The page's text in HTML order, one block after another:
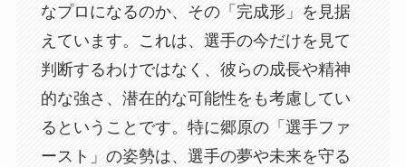
なプロになるのか、その「完成形」を見据
えています。これは、選手の今だけを見て
判断するわけではなく、彼らの成長や精神
的な強さ、潜在的な可能性をも考慮してい
るということです。特に郷原の「選手ファ
ースト」の姿勢は、選手の夢や未来を守る